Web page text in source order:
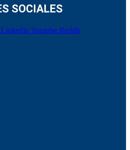
SOCIALES
Linkedin Youtube Reddit